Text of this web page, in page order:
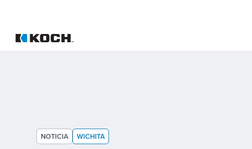
NOTICIA WICHITA